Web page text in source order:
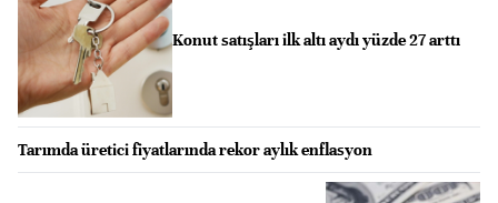
Konut satışları ilk altı aydı yüzde 27 arttı
Tarımda üretici fiyatlarında rekor aylık enflasyon